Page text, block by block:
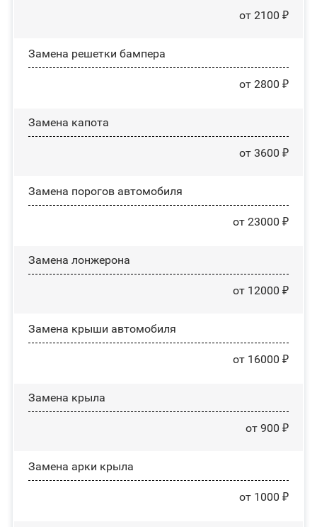
от 2100 ₽
Замена решетки бампера
от 2800 ₽
Замена капота
от 3600 ₽
Замена порогов автомобиля
от 23000 ₽
Замена лонжерона
от 12000 ₽
Замена крыши автомобиля
от 16000 ₽
Замена крыла
от 900 ₽
Замена арки крыла
от 1000 ₽